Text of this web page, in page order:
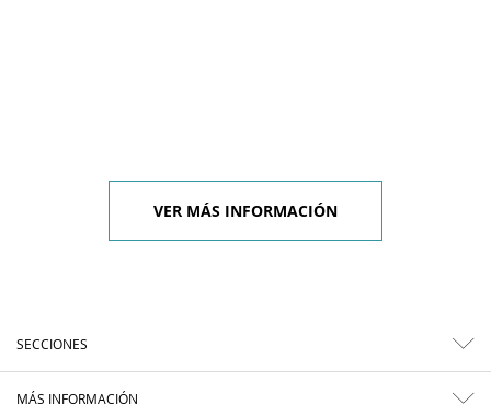
VER MÁS INFORMACIÓN
SECCIONES
MÁS INFORMACIÓN